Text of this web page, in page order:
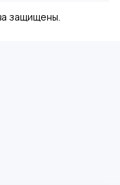
защищены.